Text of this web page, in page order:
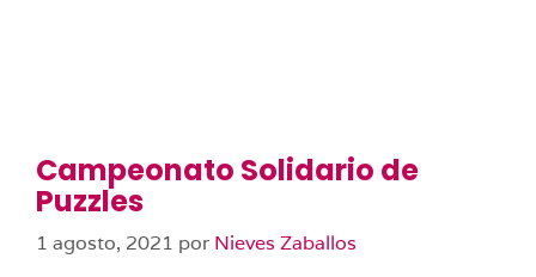
Campeonato Solidario de
Puzzles
1 agosto, 2021 por Nieves Zaballos